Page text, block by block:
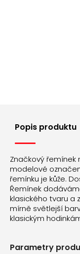
Popis produktu
Značkový řemínek
modelové
řemínku je kůže.
Řemínek
klasického tvaru a
mírně světlejší
klasickým
Parametry